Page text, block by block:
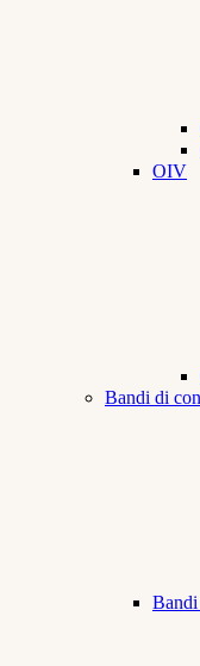
OIV
Bandi di